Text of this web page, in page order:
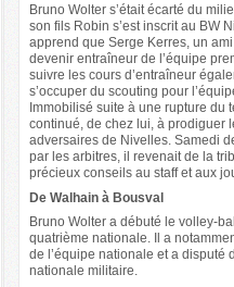
Bruno Wolter s’était écarté du
son fils Robin s’est inscrit au BW
apprend que Serge Kerres, un
devenir entraîneur de l’équipe
suivre les cours d’entraîneur
s’occuper du scouting pour
Immobilisé suite à une rupture du
continué, de chez lui, à prodiguer
adversaires de Nivelles. Samedi
par les arbitres, il revenait de la
précieux conseils au staff et aux
De Walhain à Bousval
Bruno Wolter a débuté le volley-
quatrième nationale. Il a
de l’équipe nationale et a disputé
nationale militaire.